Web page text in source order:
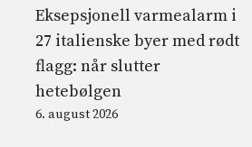
Eksepsjonell varmealarm i
27 italienske byer med rødt
flagg: når slutter
hetebølgen
6. august 2026